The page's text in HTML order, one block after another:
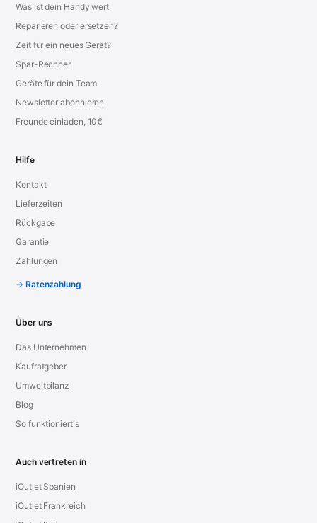
Was ist dein Handy wert
Reparieren oder ersetzen?
Zeit für ein neues Gerät?
Spar-Rechner
Geräte für dein Team
Newsletter abonnieren
Freunde einladen, 10€
Hilfe
Kontakt
Lieferzeiten
Rückgabe
Garantie
Zahlungen
Ratenzahlung
Über uns
Das Unternehmen
Kaufratgeber
Umweltbilanz
Blog
So funktioniert's
Auch vertreten in
iOutlet Spanien
iOutlet Frankreich